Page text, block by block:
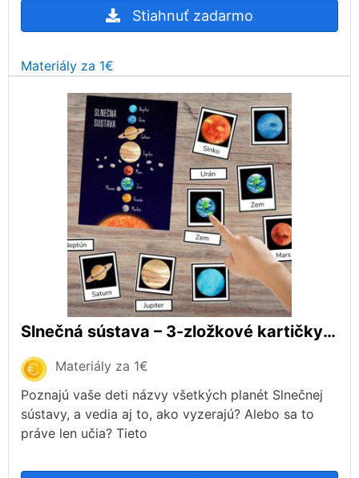
Stiahnuť zadarmo
Materiály za 1€
Slnečná sústava – 3-zložkové kartičky (montessori)
Materiály za 1€
Poznajú vaše deti názvy všetkých planét Slnečnej
sústavy, a vedia aj to, ako vyzerajú? Alebo sa to
práve len učia? Tieto